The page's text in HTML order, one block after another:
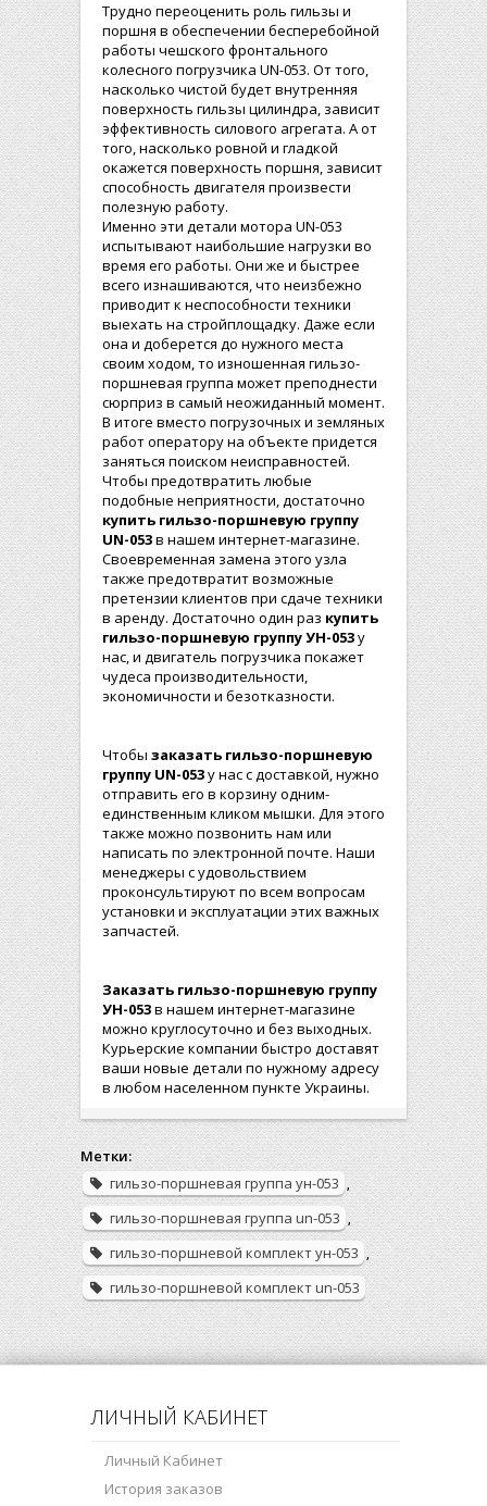
Трудно переоценить роль гильзы и
поршня в обеспечении бесперебойной
работы чешского фронтального
колесного погрузчика UN-053. От того,
насколько чистой будет внутренняя
поверхность гильзы цилиндра, зависит
эффективность силового агрегата. А от
того, насколько ровной и гладкой
окажется поверхность поршня, зависит
способность двигателя произвести
полезную работу.
Именно эти детали мотора UN-053
испытывают наибольшие нагрузки во
время его работы. Они же и быстрее
всего изнашиваются, что неизбежно
приводит к неспособности техники
выехать на стройплощадку. Даже если
она и доберется до нужного места
своим ходом, то изношенная гильзо-
поршневая группа может преподнести
сюрприз в самый неожиданный момент.
В итоге вместо погрузочных и земляных
работ оператору на объекте придется
заняться поиском неисправностей.
Чтобы предотвратить любые
подобные неприятности, достаточно
купить гильзо-поршневую группу
UN-053в нашем интернет-магазине.
Своевременная замена этого узла
также предотвратит возможные
претензии клиентов при сдаче техники
в аренду. Достаточно один раз купить
гильзо-поршневую группу УН-053у
нас, и двигатель погрузчика покажет
чудеса производительности,
экономичности и безотказности.
Чтобы заказать гильзо-поршневую
группу UN-053у нас с доставкой, нужно
отправить его в корзину одним-
единственным кликом мышки. Для этого
также можно позвонить нам или
написать по электронной почте. Наши
менеджеры с удовольствием
проконсультируют по всем вопросам
установки и эксплуатации этих важных
запчастей.
Заказать гильзо-поршневую группу
УН-053в нашем интернет-магазине
можно круглосуточно и без выходных.
Курьерские компании быстро доставят
ваши новые детали по нужному адресу
в любом населенном пункте Украины.
Метки:
гильзо-поршневая группа ун-053 ,
гильзо-поршневая группа un-053 ,
гильзо-поршневой комплект ун-053 ,
гильзо-поршневой комплект un-053
ЛИЧНЫЙ КАБИНЕТ
Личный Кабинет
История заказов